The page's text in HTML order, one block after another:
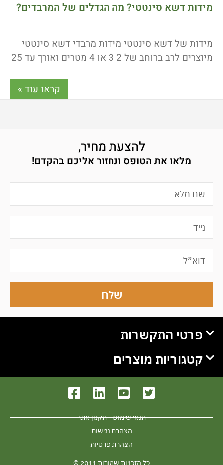
מידות דשא סינטטי? מה הגדלים של המרבדים?
מידות של דשא סינטטי מידות מרבדי דשא סינטטי
מיוצרים לרב ברוחב של 2 3 או 4 מטרים ואורך עד 25
קראו עוד »
להצעת מחיר,
מלאו את הטופס ונחזור אליכם בהקדם!
שלח
פרטי התקשרות
קטגוריות מוצרים
תנאי שימוש - תקנון אתר
הצהרת נגישות
הצהרת פרטיות
כל הזכויות שמורות 2011 ©